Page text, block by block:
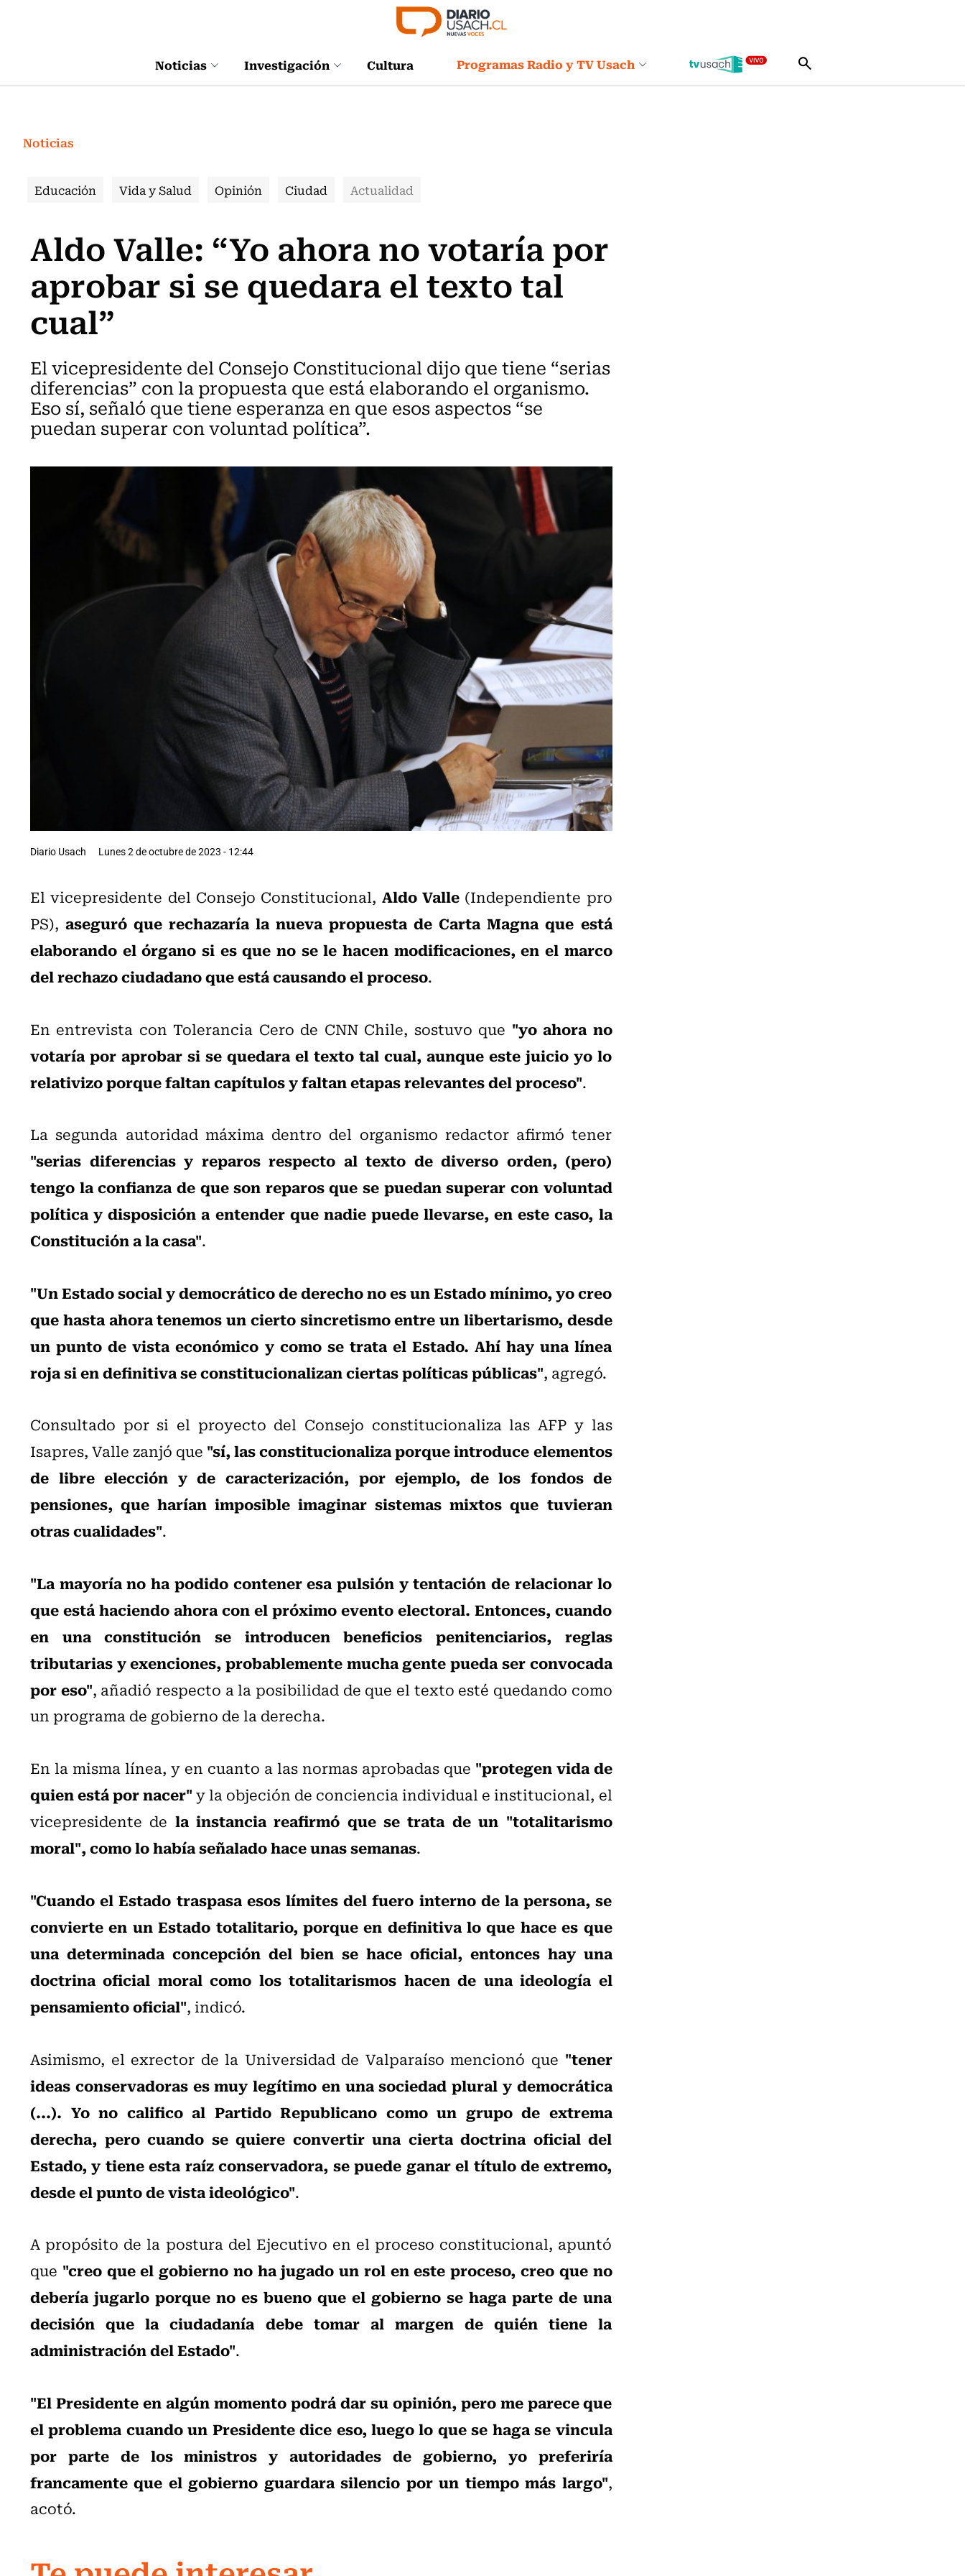
Noticias Investigación Cultura Programas Radio y TV Usach
Noticias
Educación Vida y Salud Opinión Ciudad Actualidad
Aldo Valle: “Yo ahora no votaría por
aprobar si se quedara el texto tal
cual”
El vicepresidente del Consejo Constitucional dijo que tiene “serias
diferencias” con la propuesta que está elaborando el organismo.
Eso sí, señaló que tiene esperanza en que esos aspectos “se
puedan superar con voluntad política”.
Diario Usach Lunes 2 de octubre de 2023 - 12:44
El vicepresidente del Consejo Constitucional, Aldo Valle(Independiente pro
PS), aseguró que rechazaría la nueva propuesta de Carta Magna que está
elaborando el órgano si es que no se le hacen modificaciones, en el marco
del rechazo ciudadano que está causando el proceso.
En entrevista con Tolerancia Cero de CNN Chile, sostuvo que "yo ahora no
votaría por aprobar si se quedara el texto tal cual, aunque este juicio yo lo
relativizo porque faltan capítulos y faltan etapas relevantes del proceso".
La segunda autoridad máxima dentro del organismo redactor afirmó tener
"serias diferencias y reparos respecto al texto de diverso orden, (pero)
tengo la confianza de que son reparos que se puedan superar con voluntad
política y disposición a entender que nadie puede llevarse, en este caso, la
Constitución a la casa".
"Un Estado social y democrático de derecho no es un Estado mínimo, yo creo
que hasta ahora tenemos un cierto sincretismo entre un libertarismo, desde
un punto de vista económico y como se trata el Estado. Ahí hay una línea
roja si en definitiva se constitucionalizan ciertas políticas públicas", agregó.
Consultado por si el proyecto del Consejo constitucionaliza las AFP y las
Isapres, Valle zanjó que "sí, las constitucionaliza porque introduce elementos
de libre elección y de caracterización, por ejemplo, de los fondos de
pensiones, que harían imposible imaginar sistemas mixtos que tuvieran
otras cualidades".
"La mayoría no ha podido contener esa pulsión y tentación de relacionar lo
que está haciendo ahora con el próximo evento electoral. Entonces, cuando
en una constitución se introducen beneficios penitenciarios, reglas
tributarias y exenciones, probablemente mucha gente pueda ser convocada
por eso", añadió respecto a la posibilidad de que el texto esté quedando como
un programa de gobierno de la derecha.
En la misma línea, y en cuanto a las normas aprobadas que "protegen vida de
quien está por nacer"y la objeción de conciencia individual e institucional, el
vicepresidente de la instancia reafirmó que se trata de un "totalitarismo
moral", como lo había señalado hace unas semanas.
"Cuando el Estado traspasa esos límites del fuero interno de la persona, se
convierte en un Estado totalitario, porque en definitiva lo que hace es que
una determinada concepción del bien se hace oficial, entonces hay una
doctrina oficial moral como los totalitarismos hacen de una ideología el
pensamiento oficial", indicó.
Asimismo, el exrector de la Universidad de Valparaíso mencionó que "tener
ideas conservadoras es muy legítimo en una sociedad plural y democrática
(...). Yo no califico al Partido Republicano como un grupo de extrema
derecha, pero cuando se quiere convertir una cierta doctrina oficial del
Estado, y tiene esta raíz conservadora, se puede ganar el título de extremo,
desde el punto de vista ideológico".
A propósito de la postura del Ejecutivo en el proceso constitucional, apuntó
que "creo que el gobierno no ha jugado un rol en este proceso, creo que no
debería jugarlo porque no es bueno que el gobierno se haga parte de una
decisión que la ciudadanía debe tomar al margen de quién tiene la
administración del Estado".
"El Presidente en algún momento podrá dar su opinión, pero me parece que
el problema cuando un Presidente dice eso, luego lo que se haga se vincula
por parte de los ministros y autoridades de gobierno, yo preferiría
francamente que el gobierno guardara silencio por un tiempo más largo",
acotó.